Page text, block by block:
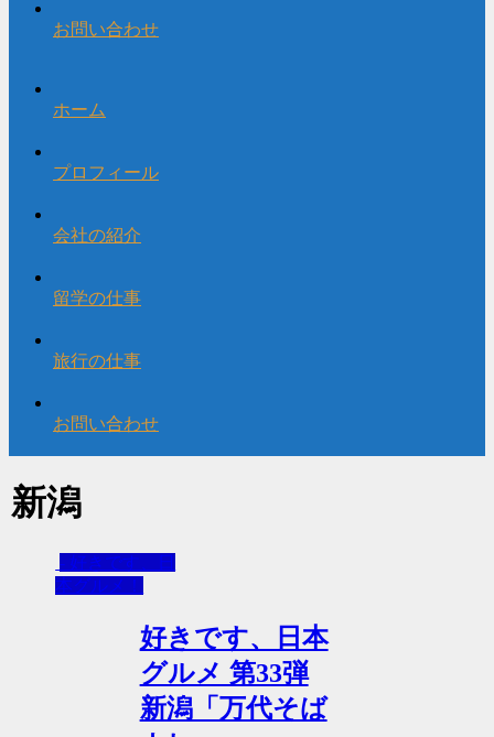
お問い合わせ
ホーム
プロフィール
会社の紹介
留学の仕事
旅行の仕事
お問い合わせ
新潟
- 好きです、日
本グルメ！
好きです、日本
グルメ 第33弾
新潟「万代そば